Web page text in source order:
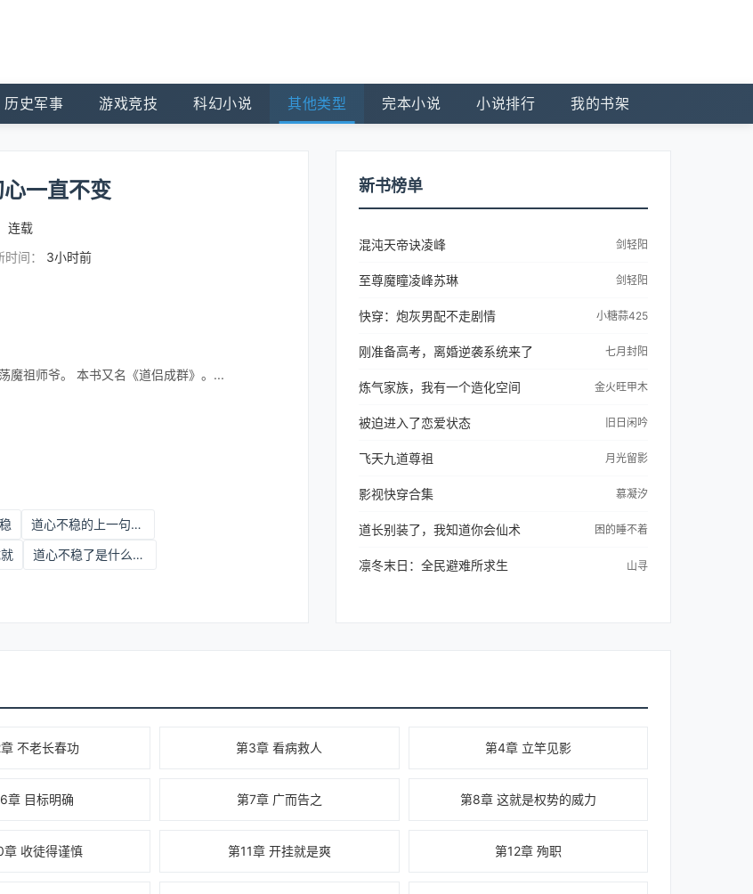
历史军事 游戏竞技 科幻小说 其他类型 完本小说 小说排行 我的书架
一直不变
连载
时间： 3小时前
魔祖师爷。 本书又名《道侣成群》。...
道心不稳的上一句是啥
道心不稳了是什么意思
新书榜单
混沌天帝诀凌峰 剑轻阳
至尊魔瞳凌峰苏琳 剑轻阳
快穿：炮灰男配不走剧情 小糖蒜425
刚准备高考，离婚逆袭系统来了 七月封阳
炼气家族，我有一个造化空间 金火旺甲木
被迫进入了恋爱状态 旧日闲吟
飞天九道尊祖 月光留影
影视快穿合集 慕凝汐
道长别装了，我知道你会仙术 困的睡不着
凛冬末日：全民避难所求生 山寻
不老长春功 第3章 看病救人 第4章 立竿见影
章 目标明确 第7章 广而告之 第8章 这就是权势的威力
章 收徒得谨慎 第11章 开挂就是爽 第12章 殉职